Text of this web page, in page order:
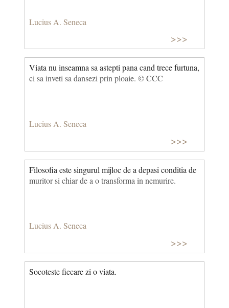
Lucius A. Seneca
>>>
Viata nu inseamna sa astepti pana cand trece furtuna,
ci sa inveti sa dansezi prin ploaie. © CCC
Lucius A. Seneca
>>>
Filosofia este singurul mijloc de a depasi conditia de
muritor si chiar de a o transforma in nemurire.
Lucius A. Seneca
>>>
Socoteste fiecare zi o viata.